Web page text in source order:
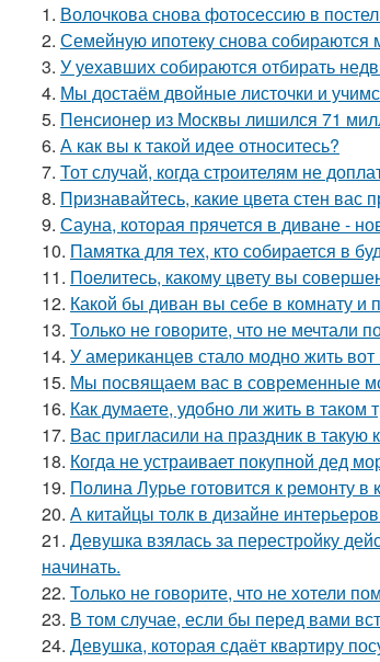
1. Волочкова снова фотосессию в
2. Семейную ипотеку снова собираются
3. У уехавших собираются отбирать
4. Мы достаём двойные листочки и
5. Пенсионер из Москвы лишился 71
6. А как вы к такой идее относитесь?
7. Тот случай, когда строителям не
8. Признавайтесь, какие цвета стен вас
9. Сауна, которая прячется в диване -
10. Памятка для тех, кто собирается в
11. Поелитесь, какому цвету вы
12. Какой бы диван вы себе в комнату и
13. Только не говорите, что не мечтали
14. У американцев стало модно жить
15. Мы посвящаем вас в современные
16. Как думаете, удобно ли жить в таком
17. Вас пригласили на праздник в такую
18. Когда не устраивает покупной дед
19. Полина Лурье готовится к ремонту
20. А китайцы толк в дизайне
21. Девушка взялась за перестройку
начинать.
22. Только не говорите, что не хотели
23. В том случае, если бы перед вами
24. Девушка, которая сдаёт квартиру